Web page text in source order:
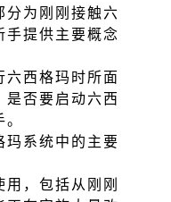
为刚刚接触六
手提供主要概念
六西格玛时所面
否要启动六西
玛系统中的主要
，包括从刚刚